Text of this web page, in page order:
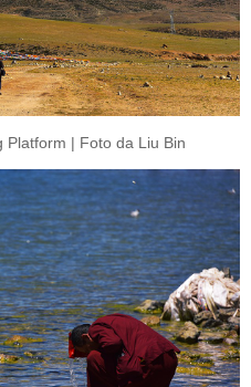
Platform | Foto da Liu Bin